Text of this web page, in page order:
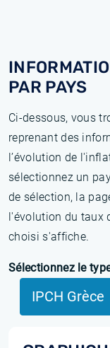
PAR PAYS
Ci-dessous, vous
reprenant des
l’évolution de
sélectionnez un
de sélection, la
l'évolution du taux
choisi s'affiche.
Sélectionnez le
IPCH Grèce